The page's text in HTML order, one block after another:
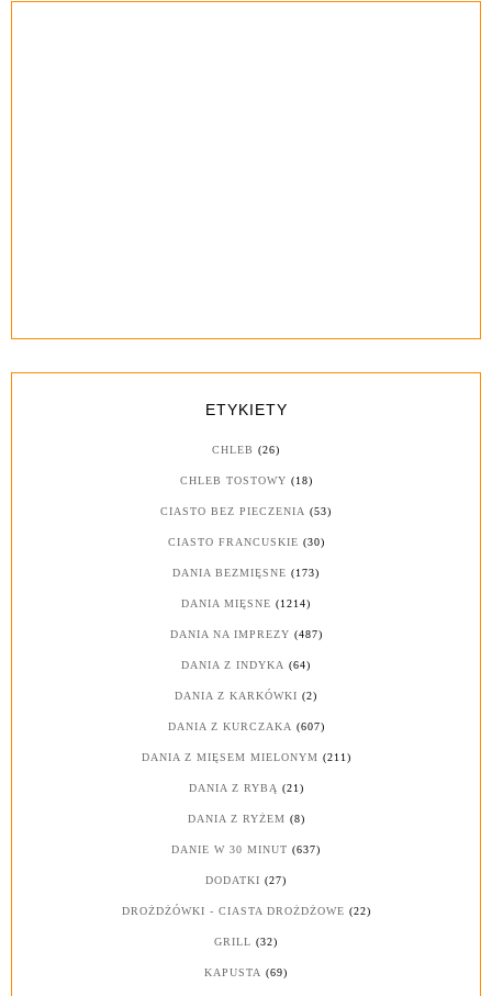
ETYKIETY
CHLEB (26)
CHLEB TOSTOWY (18)
CIASTO BEZ PIECZENIA (53)
CIASTO FRANCUSKIE (30)
DANIA BEZMIĘSNE (173)
DANIA MIĘSNE (1214)
DANIA NA IMPREZY (487)
DANIA Z INDYKA (64)
DANIA Z KARKÓWKI (2)
DANIA Z KURCZAKA (607)
DANIA Z MIĘSEM MIELONYM (211)
DANIA Z RYBĄ (21)
DANIA Z RYŻEM (8)
DANIE W 30 MINUT (637)
DODATKI (27)
DROŻDŻÓWKI - CIASTA DROŻDŻOWE (22)
GRILL (32)
KAPUSTA (69)